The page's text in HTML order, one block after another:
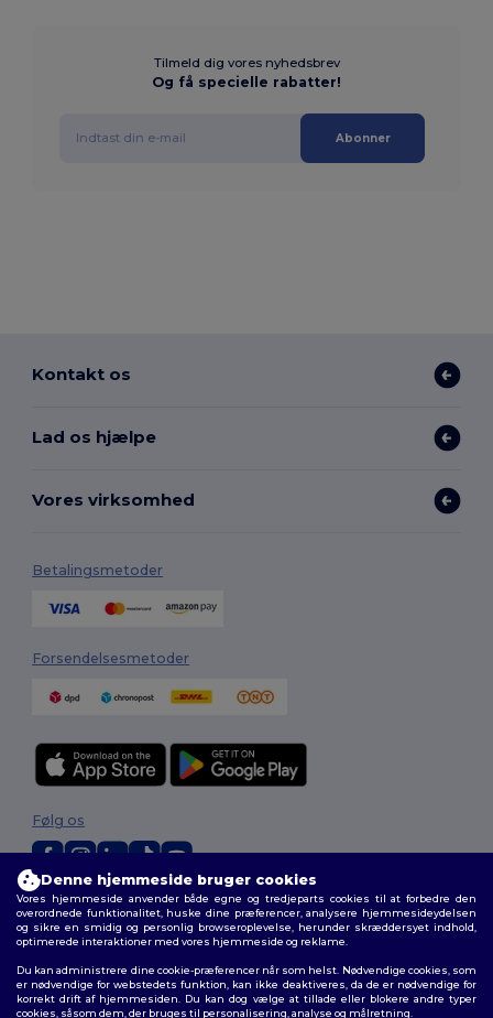
Tilmeld dig vores nyhedsbrev
Og få specielle rabatter!
Abonner
Kontakt os
Lad os hjælpe
Vores virksomhed
Betalingsmetoder
Forsendelsesmetoder
2026. Alle rettigheder forbeholdes
Vilkår og Betingelser|Tilpasset politik|Fortrolighedspolitik|Politik for
cookies|Sitemap
Følg os
Denne hjemmeside bruger cookies
Vores hjemmeside anvender både egne og tredjeparts cookies til at forbedre den
overordnede funktionalitet, huske dine præferencer, analysere hjemmesideydelsen
og sikre en smidig og personlig browseroplevelse, herunder skræddersyet indhold,
optimerede interaktioner med vores hjemmeside og reklame.
Du kan administrere dine cookie-præferencer når som helst. Nødvendige cookies, som
er nødvendige for webstedets funktion, kan ikke deaktiveres, da de er nødvendige for
korrekt drift af hjemmesiden. Du kan dog vælge at tillade eller blokere andre typer
cookies, såsom dem, der bruges til personalisering, analyse og målretning.